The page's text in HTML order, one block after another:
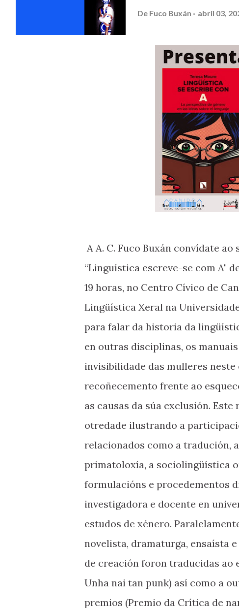
De Fuco Buxán abril 03,
A A. C. Fuco Buxán convídate
“Linguística escreve-se com A"
19 horas, no Centro Cívico de
Lingüística Xeral na
para falar da historia da
en outras disciplinas, os
invisibilidade das mulleres
recoñecemento frente ao
as causas da súa exclusión.
otredade ilustrando a
relacionados como a tradución,
primatoloxía, a sociolingüística
formulacións e procedementos
investigadora e docente en
estudos de xénero.
novelista, dramaturga, ensaísta
de creación foron traducidas ao
Unha nai tan punk) así como a
premios (Premio da Crítica de